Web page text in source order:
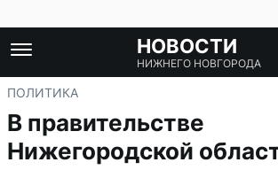
НОВОСТИ
НИЖНЕГО НОВГОРОДА
ПОЛИТИКА
В правительстве
Нижегородской